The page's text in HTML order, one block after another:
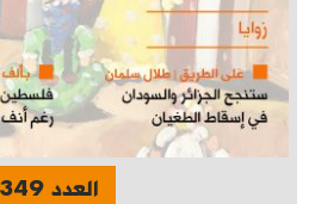
العدد 349